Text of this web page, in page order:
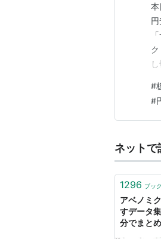
「日
第三の矢
アベ
アベノ
【アベ
な
アベノ
な
円安に
本
#
#
ネットで
1296 ブッ
アベノミ
すデータ
分でまと